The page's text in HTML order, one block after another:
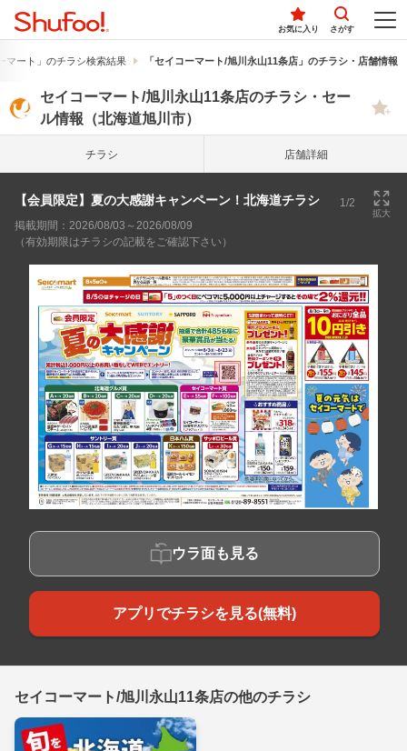
お気に入り さがす
マート」のチラシ検索結果 「セイコーマート/旭川永山11条店」のチラシ・店舗情報
セイコーマート/旭川永山11条店のチラシ・セー
ル情報（北海道旭川市）
チラシ 店舗詳細
【会員限定】夏の大感謝キャンペーン！北海道チラシ 1/2
拡大
掲載期間：2026/08/03～2026/08/09
（有効期限はチラシの記載をご確認下さい）
ウラ面も見る
アプリでチラシを見る(無料)
セイコーマート/旭川永山11条店の他のチラシ